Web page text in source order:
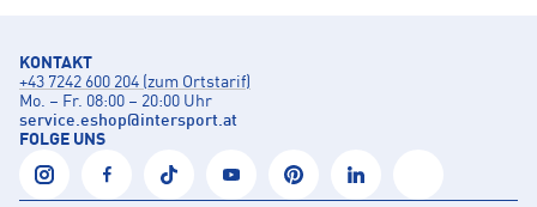
KONTAKT
+43 7242 600 204 (zum Ortstarif)
Mo. – Fr. 08:00 – 20:00 Uhr
service.eshop@intersport.at
FOLGE UNS